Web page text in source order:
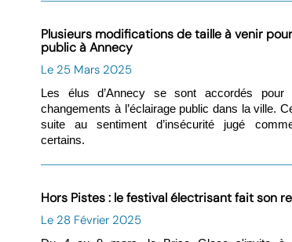
Plusieurs modifications de taille à venir
public à Annecy
Le 25 Mars 2025
Les élus d’Annecy se sont accordés pour
changements à l’éclairage public dans la ville.
suite au sentiment d’insécurité jugé
certains.
Hors Pistes : le festival électrisant fait son
Le 28 Février 2025